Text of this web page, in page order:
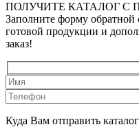
ПОЛУЧИТЕ КАТАЛОГ С
Заполните форму
готовой продукции и
заказ!
Куда Вам отправить